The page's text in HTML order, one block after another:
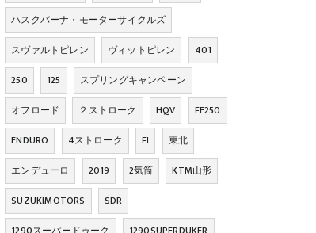
ハスクバーナ・モーターサイクルズ
スヴァルトピレン
ヴィットピレン
401
250
125
スプリングキャンペーン
オフロード
２ストローク HQV
FE250
ENDURO
4ストローク FI
東北
エンデューロ
2019 2気筒
KTM山形
SUZUKIMOTORS
SDR